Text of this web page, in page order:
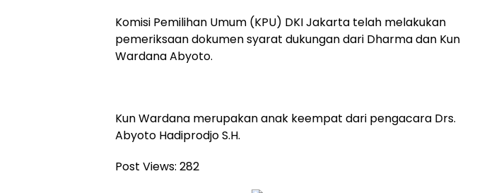
Komisi Pemilihan Umum (KPU) DKI Jakarta telah melakukan
pemeriksaan dokumen syarat dukungan dari Dharma dan Kun
Wardana Abyoto.
Kun Wardana merupakan anak keempat dari pengacara Drs.
Abyoto Hadiprodjo S.H.
Post Views: 282